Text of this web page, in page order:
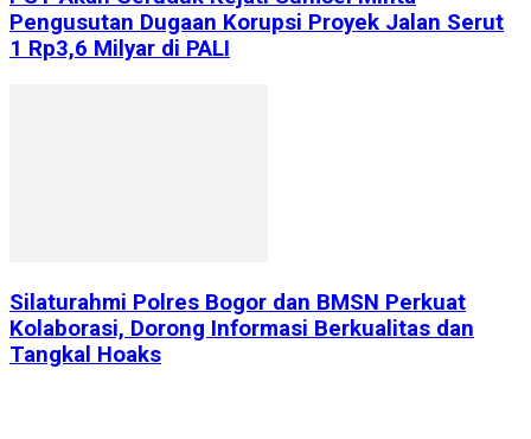
Pengusutan Dugaan Korupsi Proyek Jalan Serut
1 Rp3,6 Milyar di PALI
Silaturahmi Polres Bogor dan BMSN Perkuat
Kolaborasi, Dorong Informasi Berkualitas dan
Tangkal Hoaks